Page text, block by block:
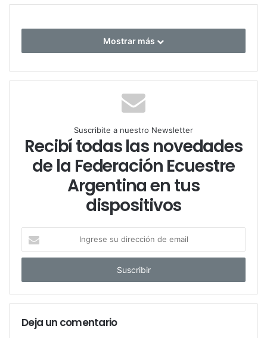
Mostrar más
Suscribite a nuestro Newsletter
Recibí todas las novedades
de la Federación Ecuestre
Argentina en tus
dispositivos
g
e
s
s
Deja un comentario